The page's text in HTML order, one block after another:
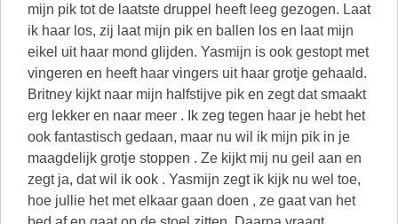
mijn pik tot de laatste druppel heeft leeg gezogen. Laat
ik haar los, zij laat mijn pik en ballen los en laat mijn
eikel uit haar mond glijden. Yasmijn is ook gestopt met
vingeren en heeft haar vingers uit haar grotje gehaald.
Britney kijkt naar mijn halfstijve pik en zegt dat smaakt
erg lekker en naar meer . Ik zeg tegen haar je hebt het
ook fantastisch gedaan, maar nu wil ik mijn pik in je
maagdelijk grotje stoppen . Ze kijkt mij nu geil aan en
zegt ja, dat wil ik ook . Yasmijn zegt ik kijk nu wel toe,
hoe jullie het met elkaar gaan doen , ze gaat van het